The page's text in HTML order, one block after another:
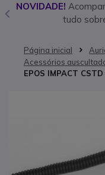
NOVIDADE!
tudo
Página inicial
Acessórios
EPOS IMPACT